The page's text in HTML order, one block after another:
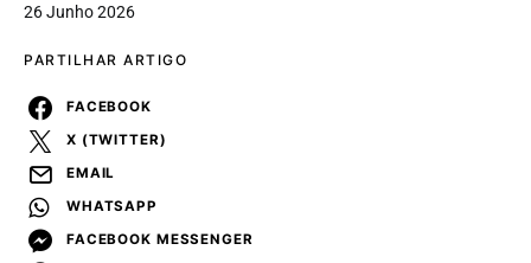
26 Junho 2026
PARTILHAR ARTIGO
FACEBOOK
X (TWITTER)
EMAIL
WHATSAPP
FACEBOOK MESSENGER